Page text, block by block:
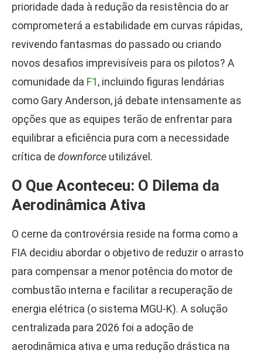
prioridade dada à redução da resistência do ar
comprometerá a estabilidade em curvas rápidas,
revivendo fantasmas do passado ou criando
novos desafios imprevisíveis para os pilotos? A
comunidade da F1, incluindo figuras lendárias
como Gary Anderson, já debate intensamente as
opções que as equipes terão de enfrentar para
equilibrar a eficiência pura com a necessidade
crítica de downforce utilizável.
O Que Aconteceu: O Dilema da
Aerodinâmica Ativa
O cerne da controvérsia reside na forma como a
FIA decidiu abordar o objetivo de reduzir o arrasto
para compensar a menor potência do motor de
combustão interna e facilitar a recuperação de
energia elétrica (o sistema MGU-K). A solução
centralizada para 2026 foi a adoção de
aerodinâmica ativa e uma redução drástica na